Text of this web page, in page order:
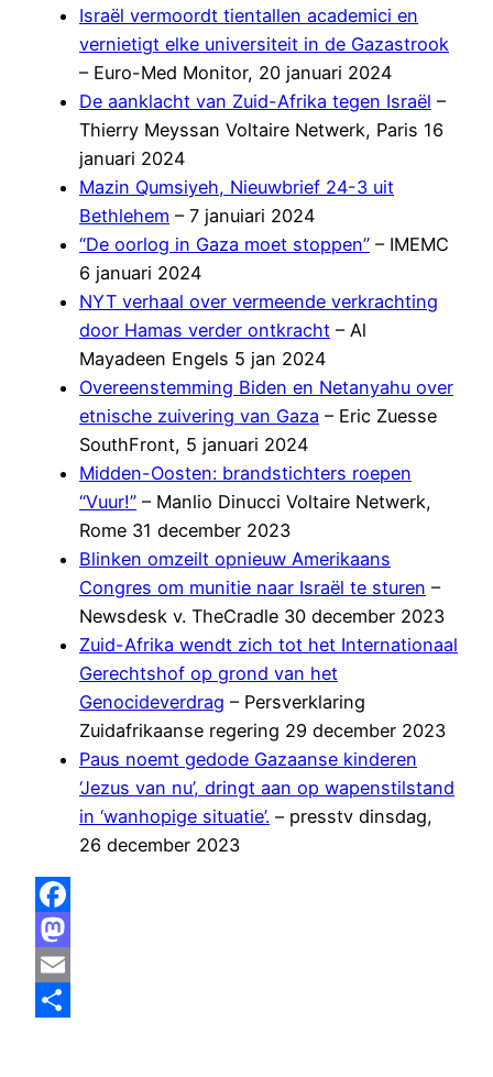
Israël vermoordt tientallen academici en
vernietigt elke universiteit in de Gazastrook
– Euro-Med Monitor, 20 januari 2024
De aanklacht van Zuid-Afrika tegen Israël –
Thierry Meyssan Voltaire Netwerk, Paris 16
januari 2024
Mazin Qumsiyeh, Nieuwbrief 24-3 uit
Bethlehem – 7 januiari 2024
“De oorlog in Gaza moet stoppen” – IMEMC
6 januari 2024
NYT verhaal over vermeende verkrachting
door Hamas verder ontkracht – Al
Mayadeen Engels 5 jan 2024
Overeenstemming Biden en Netanyahu over
etnische zuivering van Gaza – Eric Zuesse
SouthFront, 5 januari 2024
Midden-Oosten: brandstichters roepen
“Vuur!” – Manlio Dinucci Voltaire Netwerk,
Rome 31 december 2023
Blinken omzeilt opnieuw Amerikaans
Congres om munitie naar Israël te sturen –
Newsdesk v. TheCradle 30 december 2023
Zuid-Afrika wendt zich tot het Internationaal
Gerechtshof op grond van het
Genocideverdrag – Persverklaring
Zuidafrikaanse regering 29 december 2023
Paus noemt gedode Gazaanse kinderen
‘Jezus van nu’, dringt aan op wapenstilstand
in ‘wanhopige situatie’. – presstv dinsdag,
26 december 2023
Facebook
Mastodon
Email